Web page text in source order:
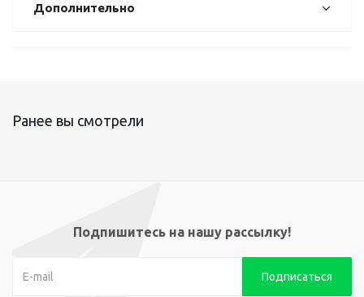
Дополнительно
Ранее вы смотрели
Подпишитесь на нашу рассылку!